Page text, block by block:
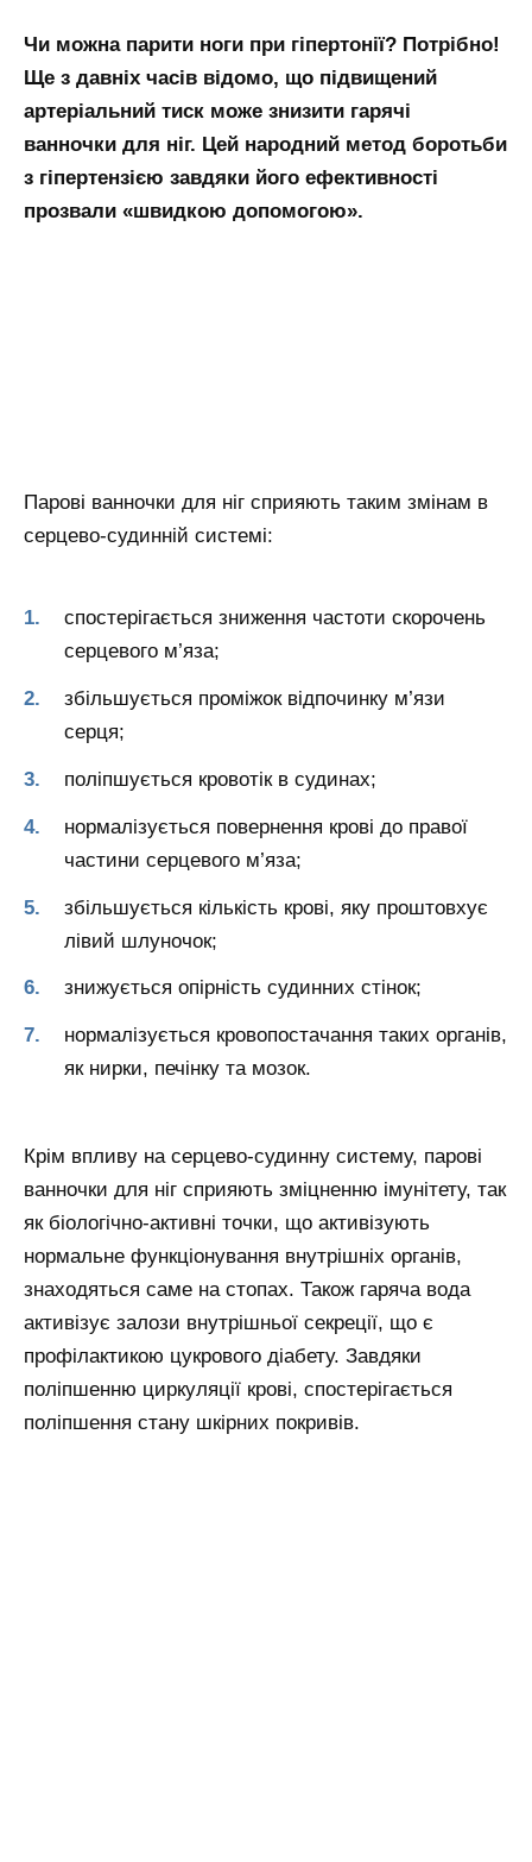
Чи можна парити ноги при гіпертонії? Потрібно!
Ще з давніх часів відомо, що підвищений
артеріальний тиск може знизити гарячі
ванночки для ніг. Цей народний метод боротьби
з гіпертензією завдяки його ефективності
прозвали «швидкою допомогою».
Парові ванночки для ніг сприяють таким змінам в
серцево-судинній системі:
спостерігається зниження частоти скорочень
серцевого м’яза;
збільшується проміжок відпочинку м’язи
серця;
поліпшується кровотік в судинах;
нормалізується повернення крові до правої
частини серцевого м’яза;
збільшується кількість крові, яку проштовхує
лівий шлуночок;
знижується опірність судинних стінок;
нормалізується кровопостачання таких органів,
як нирки, печінку та мозок.
Крім впливу на серцево-судинну систему, парові
ванночки для ніг сприяють зміцненню імунітету, так
як біологічно-активні точки, що активізують
нормальне функціонування внутрішніх органів,
знаходяться саме на стопах. Також гаряча вода
активізує залози внутрішньої секреції, що є
профілактикою цукрового діабету. Завдяки
поліпшенню циркуляції крові, спостерігається
поліпшення стану шкірних покривів.